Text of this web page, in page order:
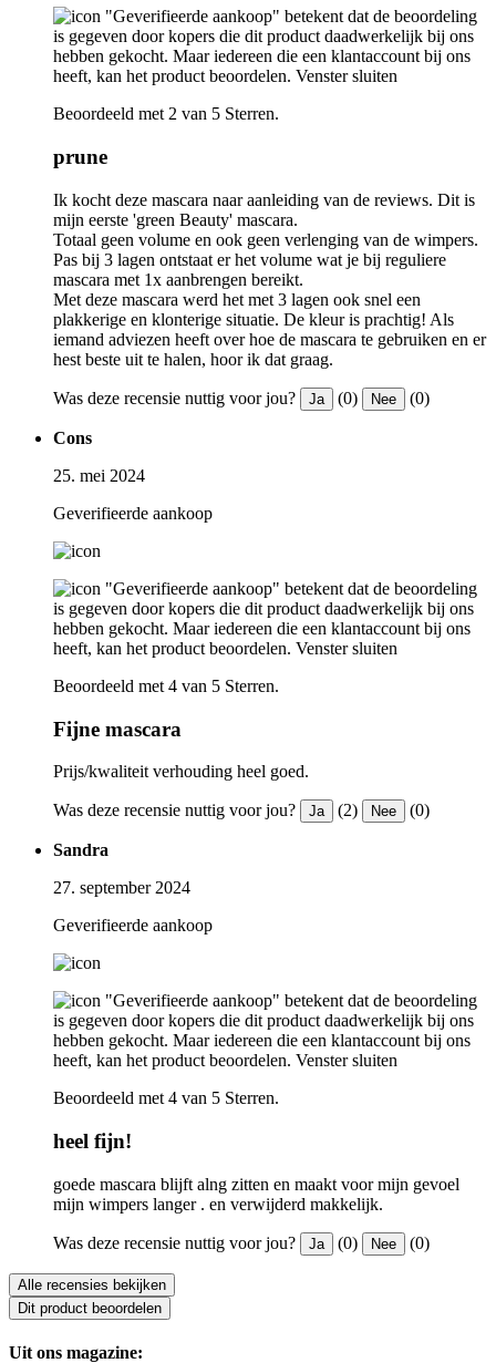
"Geverifieerde aankoop" betekent dat de beoordeling
is gegeven door kopers die dit product daadwerkelijk bij ons
hebben gekocht. Maar iedereen die een klantaccount bij ons
heeft, kan het product beoordelen. Venster sluiten
Beoordeeld met 2 van 5 Sterren.
prune
Ik kocht deze mascara naar aanleiding van de reviews. Dit is
mijn eerste 'green Beauty' mascara.
Totaal geen volume en ook geen verlenging van de wimpers.
Pas bij 3 lagen ontstaat er het volume wat je bij reguliere
mascara met 1x aanbrengen bereikt.
Met deze mascara werd het met 3 lagen ook snel een
plakkerige en klonterige situatie. De kleur is prachtig! Als
iemand adviezen heeft over hoe de mascara te gebruiken en er
hest beste uit te halen, hoor ik dat graag.
Was deze recensie nuttig voor jou? Ja (0) Nee (0)
Cons
25. mei 2024
Geverifieerde aankoop
"Geverifieerde aankoop" betekent dat de beoordeling
is gegeven door kopers die dit product daadwerkelijk bij ons
hebben gekocht. Maar iedereen die een klantaccount bij ons
heeft, kan het product beoordelen. Venster sluiten
Beoordeeld met 4 van 5 Sterren.
Fijne mascara
Prijs/kwaliteit verhouding heel goed.
Was deze recensie nuttig voor jou? Ja (2) Nee (0)
Sandra
27. september 2024
Geverifieerde aankoop
"Geverifieerde aankoop" betekent dat de beoordeling
is gegeven door kopers die dit product daadwerkelijk bij ons
hebben gekocht. Maar iedereen die een klantaccount bij ons
heeft, kan het product beoordelen. Venster sluiten
Beoordeeld met 4 van 5 Sterren.
heel fijn!
goede mascara blijft alng zitten en maakt voor mijn gevoel
mijn wimpers langer . en verwijderd makkelijk.
Was deze recensie nuttig voor jou? Ja (0) Nee (0)
Alle recensies bekijken
Dit product beoordelen
Uit ons magazine: